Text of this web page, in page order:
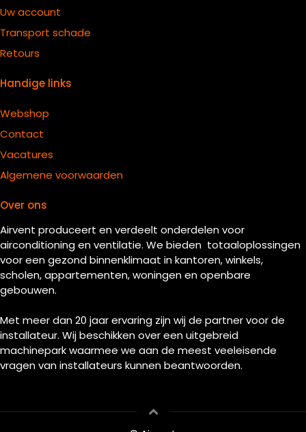
Uw account
Transport schade
Retours
Handige links
Webshop
Contact
Vacatures
Algemene voorwaarden
Over ons
Airvent produceert en verdeelt onderdelen voor
airconditioning en ventilatie. We bieden totaaloplossingen
voor een gezond binnenklimaat in kantoren, winkels,
scholen, appartementen, woningen en openbare
gebouwen.
Met meer dan 20 jaar ervaring zijn wij de partner voor de
installateur. Wij beschikken over een uitgebreid
machinepark waarmee we aan de meest veeleisende
vragen van installateurs kunnen beantwoorden.